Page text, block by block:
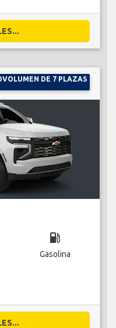
DE 7 PLAZAS
local_gas_station
Gasolina